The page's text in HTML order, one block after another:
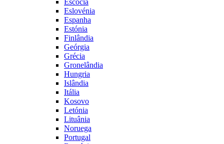
Escócia
Eslovénia
Espanha
Estónia
Finlândia
Geórgia
Grécia
Gronelândia
Hungria
Islândia
Itália
Kosovo
Letónia
Lituânia
Noruega
Portugal